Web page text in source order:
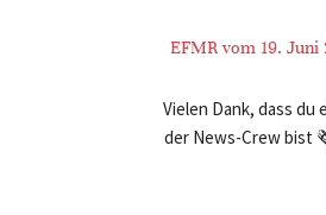
EFMR vom 19. Juni
Vielen Dank, dass du
der News-Crew